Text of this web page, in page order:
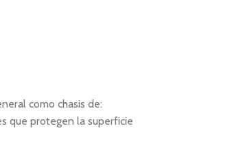
como chasis de:
que protegen la superficie